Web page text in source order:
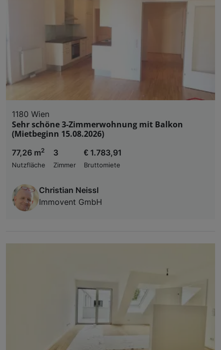
1180 Wien
Sehr schöne 3-Zimmerwohnung mit Balkon
(Mietbeginn 15.08.2026)
77,26 m2
Nutzfläche
3
Zimmer
€ 1.783,91
Bruttomiete
Christian Neissl
Immovent GmbH